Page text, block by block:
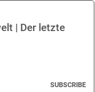
| Der letzte
SUBSCRIBE